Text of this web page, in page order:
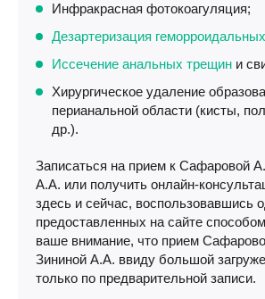
Инфракрасная фотокоагуляция;
Дезартеризация
Иссечение анальных трещин и
Хирургическое удаление
перианальной области (кисты,
др.).
Записаться на прием к Сафаровой
А.А. или получить онлайн-
здесь и сейчас, воспользовавшись
предоставленных на сайте
ваше внимание, что прием
Зининой А.А. ввиду большой
только по предварительной записи.